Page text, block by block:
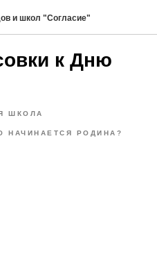
и школ "Согласие"
к Дню
ШКОЛА
НАЧИНАЕТСЯ РОДИНА?